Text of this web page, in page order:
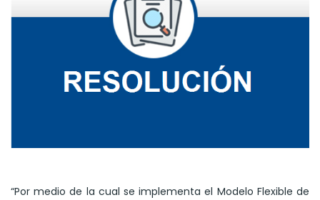
“Por medio de la cual se implementa el Modelo Flexible de